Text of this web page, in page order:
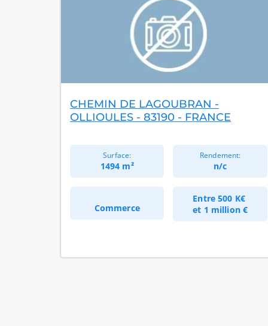
CHEMIN DE LAGOUBRAN -
OLLIOULES - 83190 - FRANCE
Surface:
1494 m²
Rendement:
n/c
Commerce
Entre500 K€
et 1 million €